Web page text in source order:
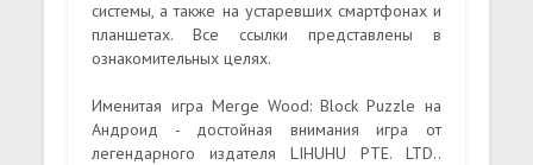
системы, а также на устаревших смартфонах и
планшетах. Все ссылки представлены в
ознакомительных целях.
Именитая игра Merge Wood: Block Puzzle на
Андроид - достойная внимания игра от
легендарного издателя LIHUHU PTE. LTD..